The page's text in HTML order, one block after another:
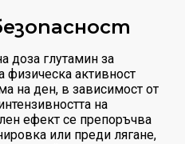
доза глутамин за
физическа активност
на ден, в зависимост от
на
ефект се препоръчва
или преди лягане,